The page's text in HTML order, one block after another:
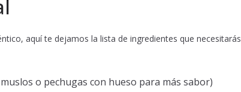
aquí te dejamos la lista de ingredientes que necesitarás
o pechugas con hueso para más sabor)